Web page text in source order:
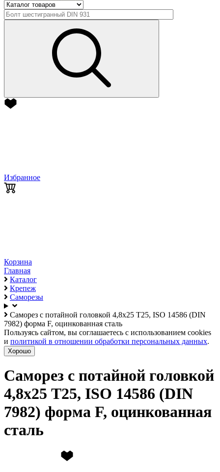
Избранное
Корзина
Главная
Каталог
Крепеж
Саморезы
Саморез с потайной головкой 4,8х25 T25, ISO 14586 (DIN
7982) форма F, оцинкованная сталь
Пользуясь сайтом, вы соглашаетесь с использованием cookies
и политикой в отношении обработки персональных данных.
Хорошо
Саморез с потайной головкой
4,8х25 T25, ISO 14586 (DIN
7982) форма F, оцинкованная
сталь